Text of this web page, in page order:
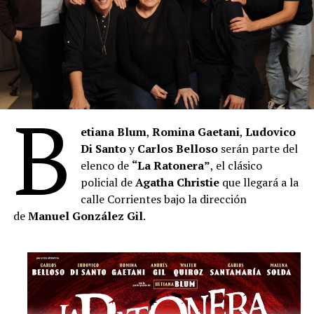
B etiana Blum,Romina Gaetani,Ludovico
Di SantoyCarlos Belloso serán parte del
elenco de “La Ratonera”, el clásico
policial deAgatha Christie que llegará a la
calle Corrientes bajo la dirección
deManuel González Gil.